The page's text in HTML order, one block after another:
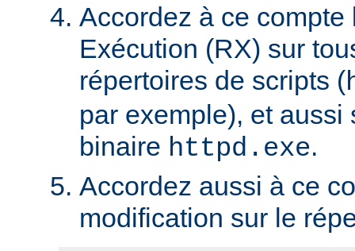
Accordez à ce
Exécution (RX) sur
répertoires de scripts (
par exemple), et aussi
binaire httpd.exe.
Accordez aussi à ce
modification sur le